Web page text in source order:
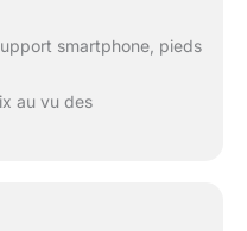
smartphone, pieds
au vu des